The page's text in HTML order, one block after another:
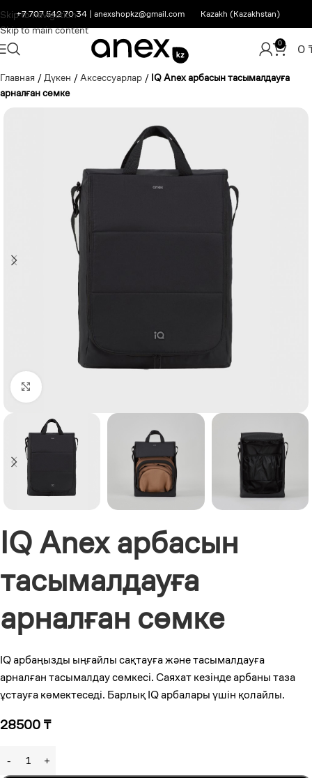
Skip to navigation
Skip to main content
+7 707 542 70 34 | anexshopkz@gmail.com Kazakh (Kazakhstan)
0 0
Главная /Дүкен /Аксессуарлар / IQ Anex арбасын тасымалдауға
арналған сөмке
Click to enlarge
IQ Anex арбасын
тасымалдауға
арналған сөмке
IQ арбаңызды ыңғайлы сақтауға және тасымалдауға
арналған тасымалдау сөмкесі. Саяхат кезінде арбаны таза
ұстауға көмектеседі. Барлық IQ арбалары үшін қолайлы.
28500 ₸